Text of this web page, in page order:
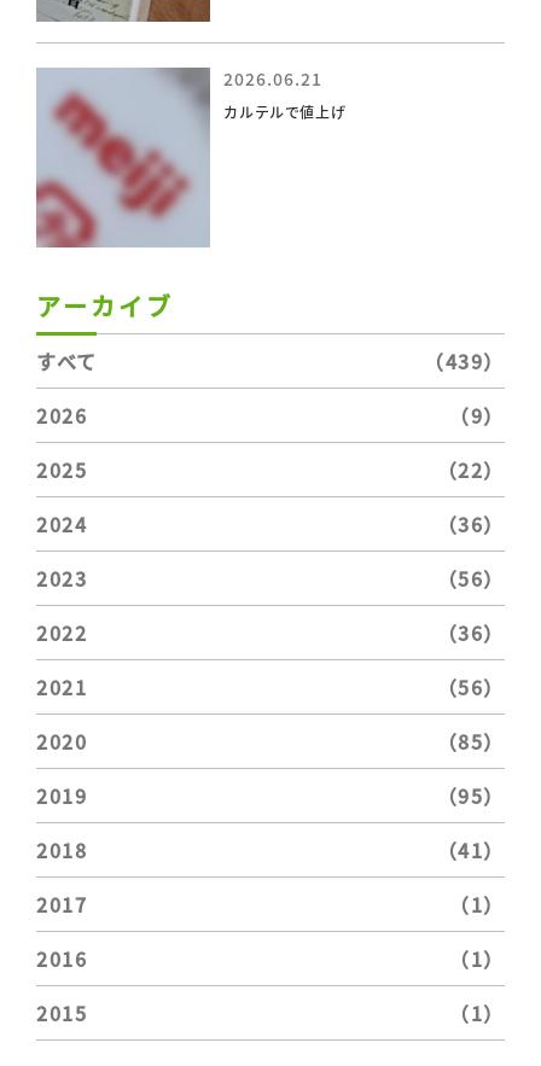
2026.06.21
カルテルで値上げ
アーカイブ
すべて
（439）
2026
（9）
2025
（22）
2024
（36）
2023
（56）
2022
（36）
2021
（56）
2020
（85）
2019
（95）
2018
（41）
2017
（1）
2016
（1）
2015
（1）